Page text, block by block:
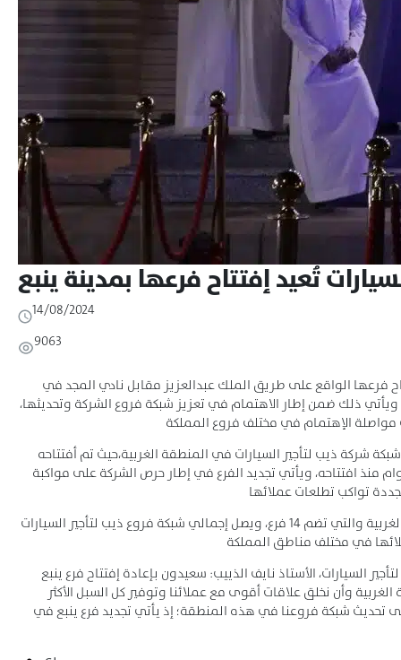
تُعيد إفتتاح فرعها بمدينة ينبع
14/08/2024
9063
فرعها الواقع على طريق الملك عبدالعزيز مقابل نادي المجد في
ويأتي ذلك ضمن إطار الاهتمام في تعزيز شبكة فروع الشركة وتحديثها،
شركة ذيب لتأجير السيارات في المنطقة الغربية،حيث تم أفتتاحه
م، ليكمل بذلك حوالي 10 أعوام منذ افتتاحه، ويأتي تجديد الفرع في إطار حرص الشركة على مواكبة
يعد فرع ينبع من أهم فروع المنطقة الغربية والتي تضم 14 فرع، ويصل إجمالي شبكة فروع ذيب لتأجير السيارات
السيارات، الأستاذ نايف الذييب: سعيدون بإعادة إفتتاح فرع ينبع
وأن نخلق علاقات أقوى مع عملائنا وتوفير كل السبل الأكثر
تحديث شبكة فروعنا في هذه المنطقة؛ إذ يأتي تجديد فرع ينبع في